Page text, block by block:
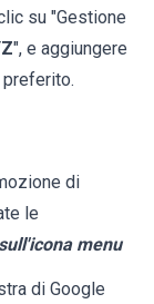
su "Gestione
", e aggiungere
di
le
sull'icona menu
di Google